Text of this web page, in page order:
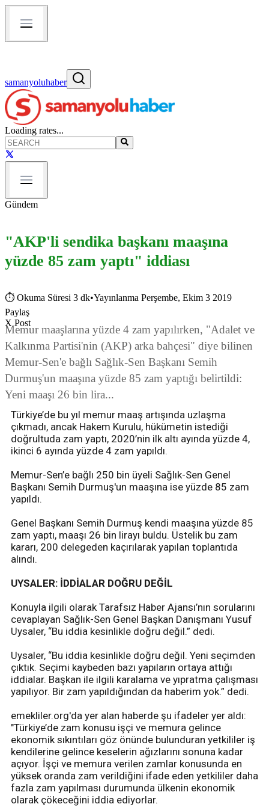
samanyoluhaber
Loading rates...
Gündem
"AKP'li sendika başkanı maaşına
yüzde 85 zam yaptı" iddiası
⏱ Okuma Süresi 3 dk•Yayınlanma Perşembe, Ekim 3 2019
Paylaş
X Post
Memur maaşlarına yüzde 4 zam yapılırken, "Adalet ve
Kalkınma Partisi'nin (AKP) arka bahçesi" diye bilinen
Memur-Sen'e bağlı Sağlık-Sen Başkanı Semih
Durmuş'un maaşına yüzde 85 zam yaptığı belirtildi:
Yeni maaşı 26 bin lira...
Türkiye’de bu yıl memur maaş artışında uzlaşma
çıkmadı, ancak Hakem Kurulu, hükümetin istediği
doğrultuda zam yaptı, 2020’nin ilk altı ayında yüzde 4,
ikinci 6 ayında yüzde 4 zam yapıldı.
Memur-Sen’e bağlı 250 bin üyeli Sağlık-Sen Genel
Başkanı Semih Durmuş'un maaşına ise yüzde 85 zam
yapıldı.
Genel Başkanı Semih Durmuş kendi maaşına yüzde 85
zam yaptı, maaşı 26 bin lirayı buldu. Üstelik bu zam
kararı, 200 delegeden kaçırılarak yapılan toplantıda
alındı.
UYSALER: İDDİALAR DOĞRU DEĞİL
Konuyla ilgili olarak Tarafsız Haber Ajansı’nın sorularını
cevaplayan Sağlık-Sen Genel Başkan Danışmanı Yusuf
Uysaler, “Bu iddia kesinlikle doğru değil.” dedi.
Uysaler, “Bu iddia kesinlikle doğru değil. Yeni seçimden
çıktık. Seçimi kaybeden bazı yapıların ortaya attığı
iddialar. Başkan ile ilgili karalama ve yıpratma çalışması
yapılıyor. Bir zam yapıldığından da haberim yok.” dedi.
emekliler.org'da yer alan haberde şu ifadeler yer aldı:
"Türkiye’de zam konusu işçi ve memura gelince
ekonomik sıkıntıları göz önünde bulunduran yetkililer iş
kendilerine gelince keselerin ağızlarını sonuna kadar
açıyor. İşçi ve memura verilen zamlar konusunda en
yüksek oranda zam verildiğini ifade eden yetkililer daha
fazla zam yapılması durumunda ülkenin ekonomik
olarak çökeceğini iddia ediyorlar.